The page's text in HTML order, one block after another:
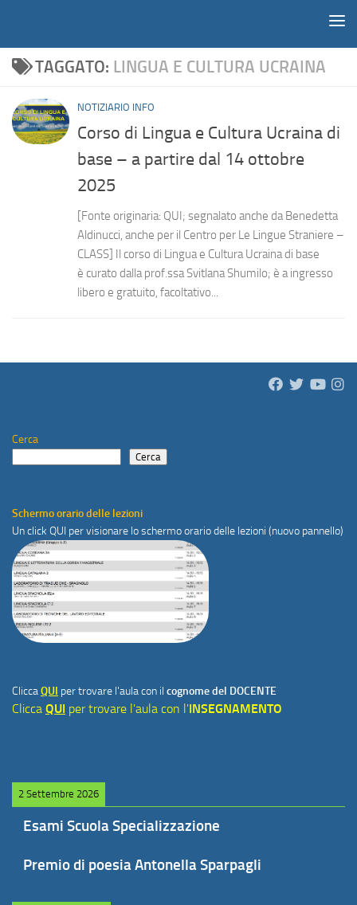
TAGGATO: LINGUA E CULTURA UCRAINA
NOTIZIARIO INFO
Corso di Lingua e Cultura Ucraina di
base – a partire dal 14 ottobre
2025
[Fonte originaria: QUI; segnalato anche da Benedetta
Aldinucci, anche per il Centro per Le Lingue Straniere –
CLASS] Il corso di Lingua e Cultura Ucraina di base
è curato dalla prof.ssa Svitlana Shumilo; è a ingresso
libero e gratuito, facoltativo...
Cerca
Cerca
Schermo orario delle lezioni
Un click QUI per visionare lo schermo orario delle lezioni (nuovo pannello)
CliccaQUI per trovare l'aula con il cognome del DOCENTE
Clicca QUI per trovare l'aula con l'INSEGNAMENTO
2 Settembre 2026
Esami Scuola Specializzazione
Premio di poesia Antonella Sparpagli